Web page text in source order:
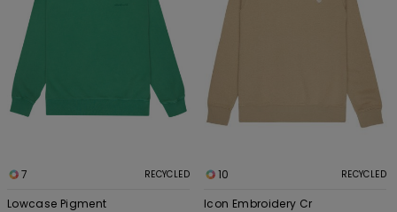
7 RECYCLED
Lowcase Pigment
10 RECYCLED
Icon Embroidery Cr